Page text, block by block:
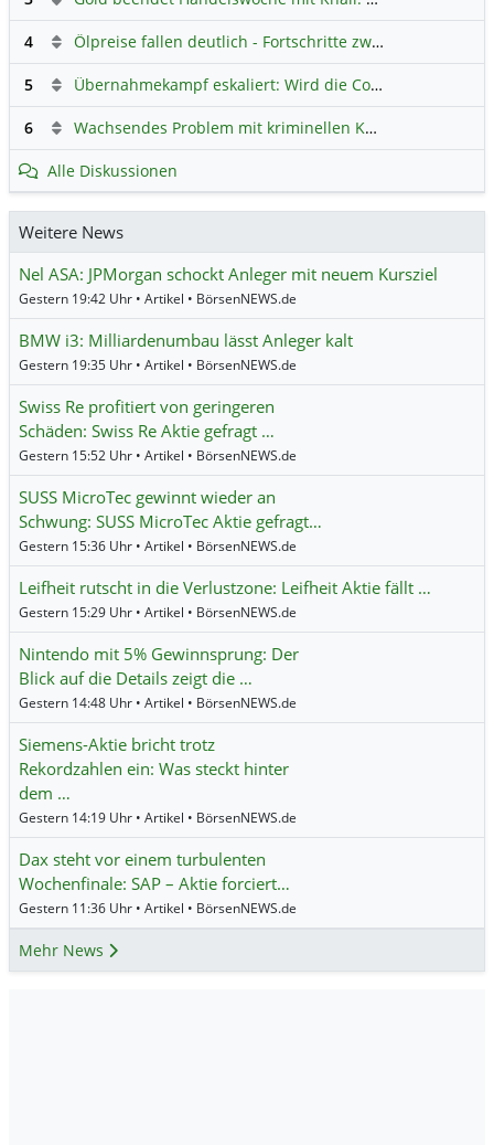
4 Ölpreise fallen deutlich - Fortschritte zwischen USA und Iran belasten
5 Übernahmekampf eskaliert: Wird die Commerzbank italienisch?
6 Wachsendes Problem mit kriminellen Kunden im Online-Handel
Alle Diskussionen
Weitere News
Nel ASA: JPMorgan schockt Anleger mit neuem Kursziel
Gestern 19:42 Uhr • Artikel • BörsenNEWS.de
BMW i3: Milliardenumbau lässt Anleger kalt
Gestern 19:35 Uhr • Artikel • BörsenNEWS.de
Swiss Re profitiert von geringeren
Schäden: Swiss Re Aktie gefragt …
Gestern 15:52 Uhr • Artikel • BörsenNEWS.de
SUSS MicroTec gewinnt wieder an
Schwung: SUSS MicroTec Aktie gefragt…
Gestern 15:36 Uhr • Artikel • BörsenNEWS.de
Leifheit rutscht in die Verlustzone: Leifheit Aktie fällt …
Gestern 15:29 Uhr • Artikel • BörsenNEWS.de
Nintendo mit 5% Gewinnsprung: Der
Blick auf die Details zeigt die …
Gestern 14:48 Uhr • Artikel • BörsenNEWS.de
Siemens-Aktie bricht trotz
Rekordzahlen ein: Was steckt hinter
dem …
Gestern 14:19 Uhr • Artikel • BörsenNEWS.de
Dax steht vor einem turbulenten
Wochenfinale: SAP – Aktie forciert…
Gestern 11:36 Uhr • Artikel • BörsenNEWS.de
Mehr News